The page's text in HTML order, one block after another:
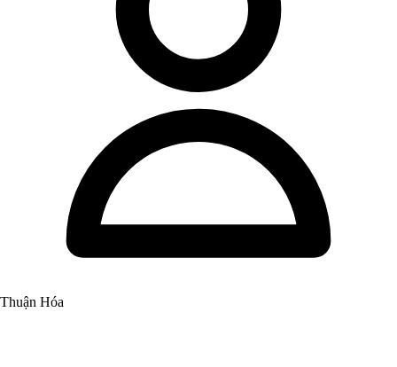
Thuận Hóa